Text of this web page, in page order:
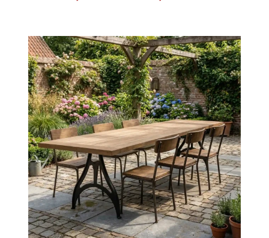
€2.785,00